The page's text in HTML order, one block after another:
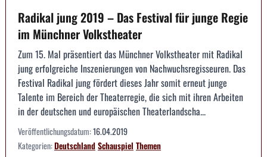
Radikal jung 2019 – Das Festival für junge Regie
im Münchner Volkstheater
Zum 15. Mal präsentiert das Münchner Volkstheater mit Radikal
jung erfolgreiche Inszenierungen von Nachwuchsregisseuren. Das
Festival Radikal jung fördert dieses Jahr somit erneut junge
Talente im Bereich der Theaterregie, die sich mit ihren Arbeiten
in der deutschen und europäischen Theaterlandscha...
Veröffentlichungsdatum:16.04.2019
Kategorien:DeutschlandSchauspiel Themen